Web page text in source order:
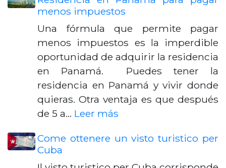
menos impuestos
Una fórmula que permite pagar
menos impuestos es la imperdible
oportunidad de adquirir la residencia
en Panamá. Puedes tener la
residencia en Panamá y vivir donde
quieras. Otra ventaja es que después
de 5 a… Leer más
Come ottenere un visto turistico per
Cuba